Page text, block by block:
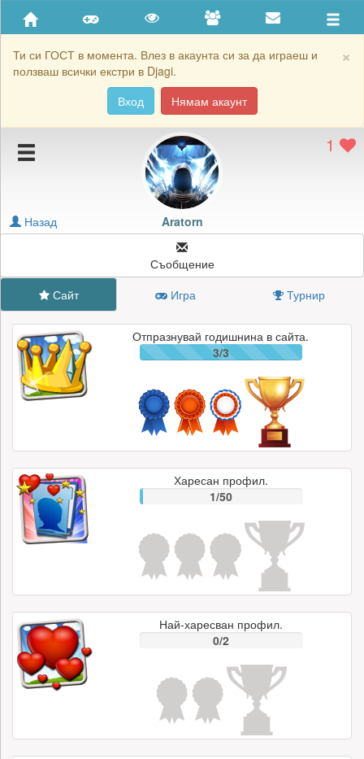
×
Ти си ГОСТ в момента. Влез в акаунта си за да играеш и
ползваш всички екстри в Djagi.
Вход
Нямам акаунт
Приятели
Хронология на игри
Подаръците на Aratorn
Картичките на Aratorn
Блокирай Aratorn
1
Aratorn
Назад
Съобщение
Сайт
Игра Турнир
Отпразнувай годишнина в сайта.
3/3
Харесан профил.
1/50
Най-харесван профил.
0/2